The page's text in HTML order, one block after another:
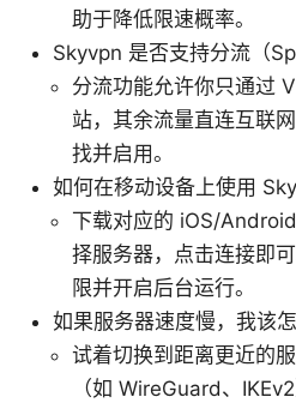
助于降低限速概率。
Skyvpn 是否支持分流（
分流功能允许你只通过
站，其余流量直连互联
找并启用。
如何在移动设备上使用
下载对应的 iOS/
择服务器，点击连接即
限并开启后台运行。
如果服务器速度慢，我该怎
试着切换到距离更近的
（如 WireGuard、